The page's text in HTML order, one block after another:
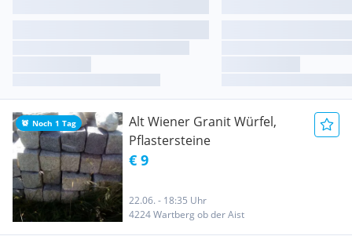
Noch 1 Tag
Alt Wiener Granit Würfel,
Pflastersteine
€ 9
22.06. - 18:35 Uhr
4224 Wartberg ob der Aist